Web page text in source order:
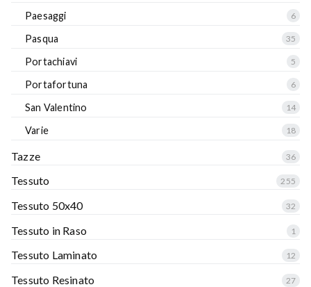
Paesaggi 6
Pasqua 35
Portachiavi 5
Portafortuna 6
San Valentino 14
Varie 18
Tazze 36
Tessuto 255
Tessuto 50x40 32
Tessuto in Raso 1
Tessuto Laminato 12
Tessuto Resinato 27